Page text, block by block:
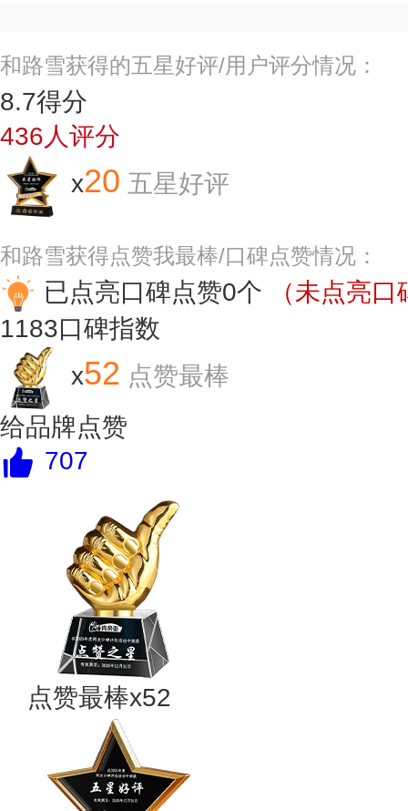
和路雪获得的五星好评/用户评分情况：
8.7得分
436人评分
x20 五星好评
和路雪获得点赞我最棒/口碑点赞情况：
已点亮口碑点赞0个
（未点亮
1183口碑指数
x52 点赞最棒
给品牌点赞
707
点赞最棒x52